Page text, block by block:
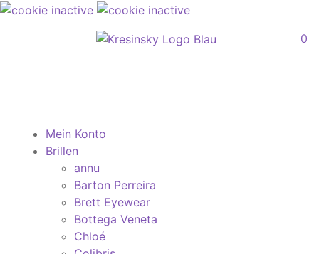
0
Mein Konto
Brillen
annu
Barton Perreira
Brett Eyewear
Bottega Veneta
Chloé